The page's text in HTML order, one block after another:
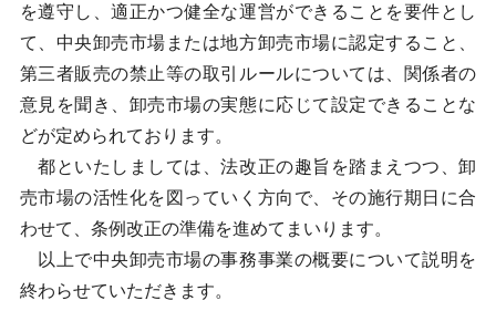
を遵守し、適正かつ健全な運営ができることを要件とし
て、中央卸売市場または地方卸売市場に認定すること、
第三者販売の禁止等の取引ルールについては、関係者の
意見を聞き、卸売市場の実態に応じて設定できることな
どが定められております。
都といたしましては、法改正の趣旨を踏まえつつ、卸
売市場の活性化を図っていく方向で、その施行期日に合
わせて、条例改正の準備を進めてまいります。
以上で中央卸売市場の事務事業の概要について説明を
終わらせていただきます。